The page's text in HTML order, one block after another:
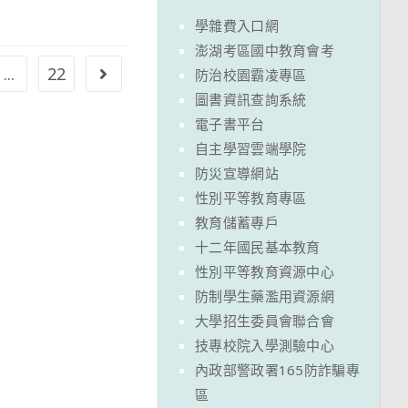
... 22 Go to the next page
學雜費入口網
澎湖考區國中教育會考
防治校園霸凌專區
圖書資訊查詢系統
電子書平台
自主學習雲端學院
防災宣導網站
性別平等教育專區
教育儲蓄專戶
十二年國民基本教育
性別平等教育資源中心
防制學生藥濫用資源網
大學招生委員會聯合會
技專校院入學測驗中心
內政部警政署165防詐騙專
區